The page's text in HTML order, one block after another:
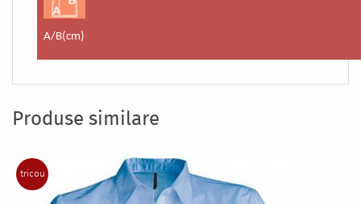
A/B(cm)
Produse similare
tricou